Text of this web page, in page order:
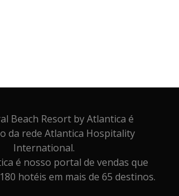
Beach Resort by Atlantica é
da rede Atlantica Hospitality
International.
é nosso portal de vendas que
hotéis em mais de 65 destinos.